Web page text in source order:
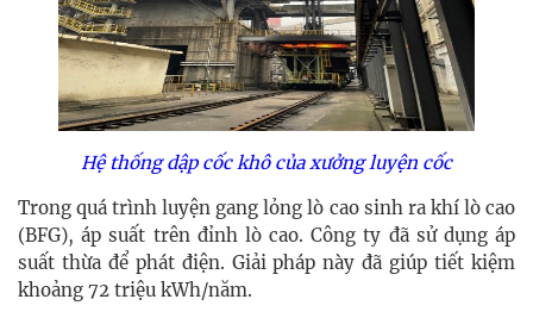
Hệ thống dập cốc khô của xưởng luyện cốc
Trong quá trình luyện gang lỏng lò cao sinh ra khí lò cao
(BFG), áp suất trên đỉnh lò cao. Công ty đã sử dụng áp
suất thừa để phát điện. Giải pháp này đã giúp tiết kiệm
khoảng 72 triệu kWh/năm.